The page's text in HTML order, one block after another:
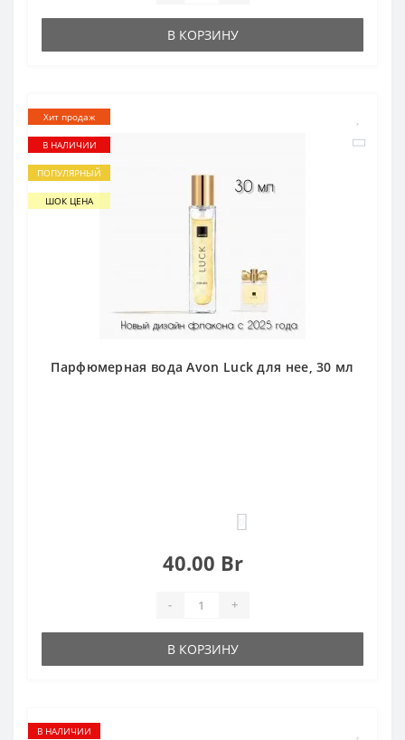
В КОРЗИНУ
Хит продаж
В НАЛИЧИИ
ПОПУЛЯРНЫЙ
ШОК ЦЕНА
Парфюмерная вода Avon Luck для нее, 30 мл
40.00 Br
- +
В КОРЗИНУ
В НАЛИЧИИ